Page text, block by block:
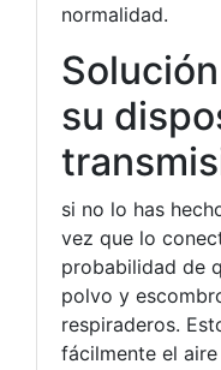
normalidad.
su
si no lo has
vez que lo
probabilidad de
polvo y
respiraderos.
fácilmente el